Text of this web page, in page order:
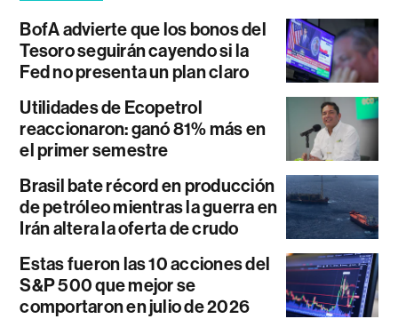
BofA advierte que los bonos del
Tesoro seguirán cayendo si la
Fed no presenta un plan claro
Utilidades de Ecopetrol
reaccionaron: ganó 81% más en
el primer semestre
Brasil bate récord en producción
de petróleo mientras la guerra en
Irán altera la oferta de crudo
Estas fueron las 10 acciones del
S&P 500 que mejor se
comportaron en julio de 2026